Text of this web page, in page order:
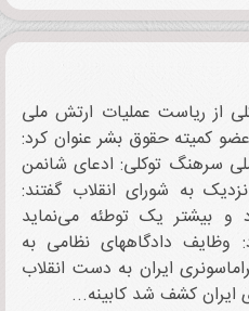
از ریاست عملیات ارتش ملی
کمیته حقوق بشر عنوان کرد:
سرهنگ توکلی: ادعای شانمن
به شورای انقلاب گفتند:
و بیشتر یک توطئه می‌نماید
وظایف دادگاههای نظامی به
ایران به دست انقلاب
ایران کشف شد کابینه...